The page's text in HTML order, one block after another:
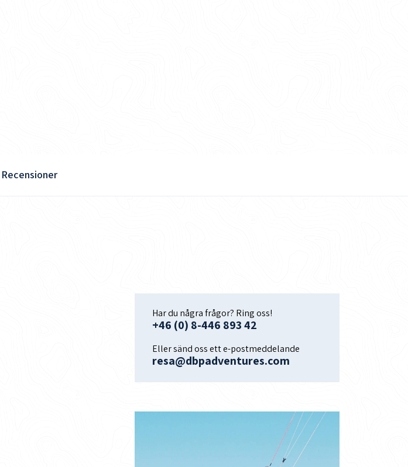
Recensioner
Har du några frågor? Ring oss!
+46 (0) 8-446 893 42
Eller sänd oss ett e-postmeddelande
resa@dbpadventures.com